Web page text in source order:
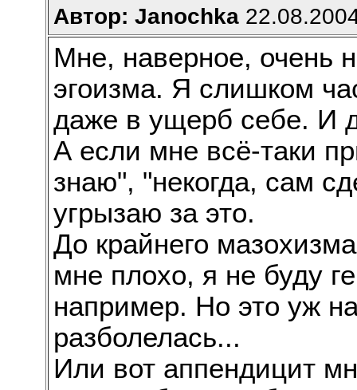
Автор: Janochka
Мне, наверное, очень
эгоизма. Я слишком
даже в ущерб себе. И
А если мне всё-таки
знаю", "некогда, сам
угрызаю за это.
До крайнего
мне плохо, я не буду
например. Но это уж
разболелась...
Или вот аппендицит